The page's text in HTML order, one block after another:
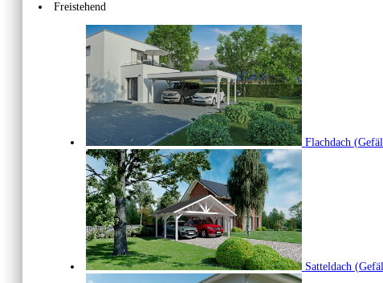
Freistehend
Flachdach
Satteldach